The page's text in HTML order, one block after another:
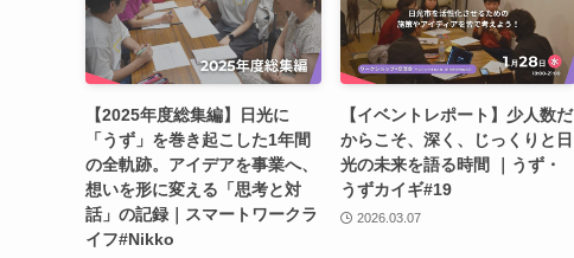
【2025年度総集編】日光に
「うず」を巻き起こした1年間
の全軌跡。アイデアを事業へ、
想いを形に変える「思考と対
話」の記録｜スマートワークラ
イフ#Nikko
【イベントレポート】少人数だ
からこそ、深く、じっくりと日
光の未来を語る時間 ｜うず・
うずカイギ#19
2026.03.07